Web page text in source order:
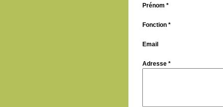
Prénom *
Fonction *
Email
Adresse *